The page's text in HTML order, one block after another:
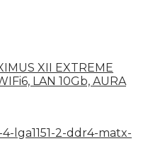
XII EXTREME
LAN 10Gb, AURA